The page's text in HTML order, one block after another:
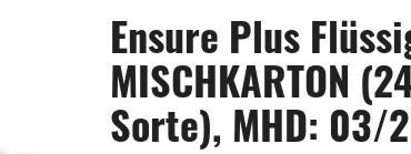
Ensure Plus
MISCHKARTON
Sorte), MHD: 03/